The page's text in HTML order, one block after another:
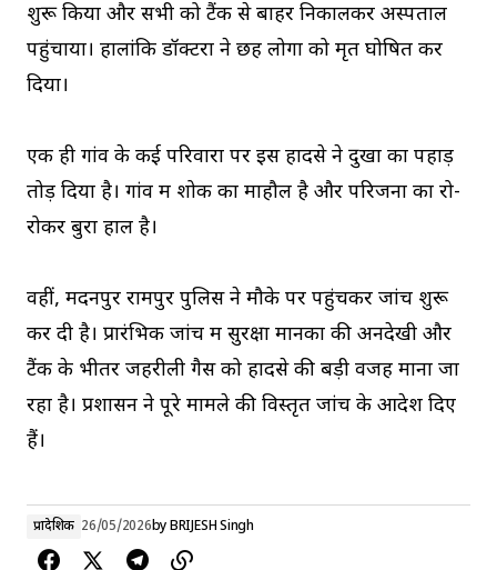
शुरू किया और सभी को टैंक से बाहर निकालकर अस्पताल
पहुंचाया। हालांकि डॉक्टरों ने छह लोगों को मृत घोषित कर
दिया।
एक ही गांव के कई परिवारों पर इस हादसे ने दुखों का पहाड़
तोड़ दिया है। गांव में शोक का माहौल है और परिजनों का रो-
रोकर बुरा हाल है।
वहीं, मदनपुर रामपुर पुलिस ने मौके पर पहुंचकर जांच शुरू
कर दी है। प्रारंभिक जांच में सुरक्षा मानकों की अनदेखी और
टैंक के भीतर जहरीली गैस को हादसे की बड़ी वजह माना जा
रहा है। प्रशासन ने पूरे मामले की विस्तृत जांच के आदेश दिए
हैं।
प्रादेशिक 26/05/2026byBRIJESH Singh